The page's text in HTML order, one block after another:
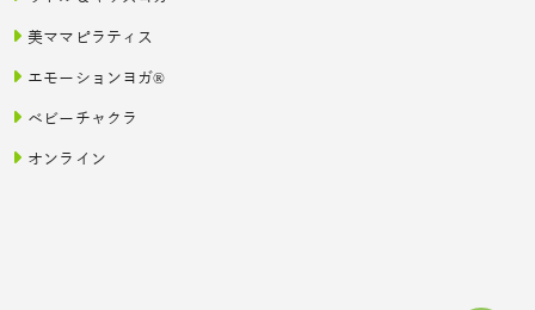
美ママピラティス
エモーションヨガ®
ベビーチャクラ
オンライン